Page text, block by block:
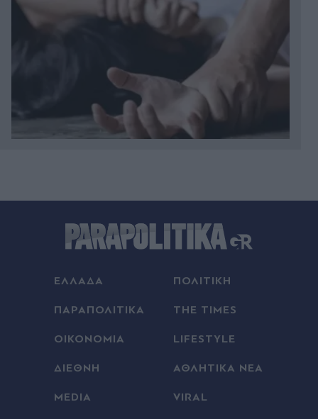
Πριν 25 λεπτά
Λευκός Πύργος: Νέο διευρυμένο ωράριο έως τις
Νέα εποχή στην Ουρουγουάη: Ο Ντιέγκο
ΗΠΑ: Διχασμός στους Δημοκρατικούς μετά από
ΕΛΛΑΔΑ ΠΟΛΙΤΙΚΗ
ΠΑΡΑΠΟΛΙΤΙΚΑ THE TIMES
ΟΙΚΟΝΟΜΙΑ LIFESTYLE
ΔΙΕΘΝΗ ΑΘΛΗΤΙΚΑ ΝΕΑ
MEDIA VIRAL